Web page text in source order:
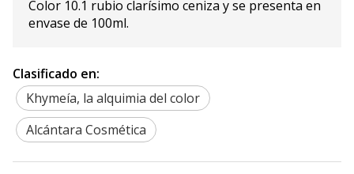
Color 10.1 rubio clarísimo ceniza y se presenta en
envase de 100ml.
Clasificado en:
Khymeía, la alquimia del color
Alcántara Cosmética